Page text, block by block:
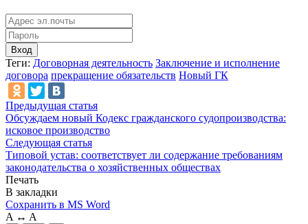
Вход
Теги: Договорная деятельность Заключение и исполнение
договора прекращение обязательств Новый ГК
Предыдущая статья
Обсуждаем новый Кодекс гражданского судопроизводства:
исковое производство
Следующая статья
Типовой устав: соответствует ли содержание требованиям
законодательства о хозяйственных обществах
Печать
В закладки
Сохранить в MS Word
A ↔ A